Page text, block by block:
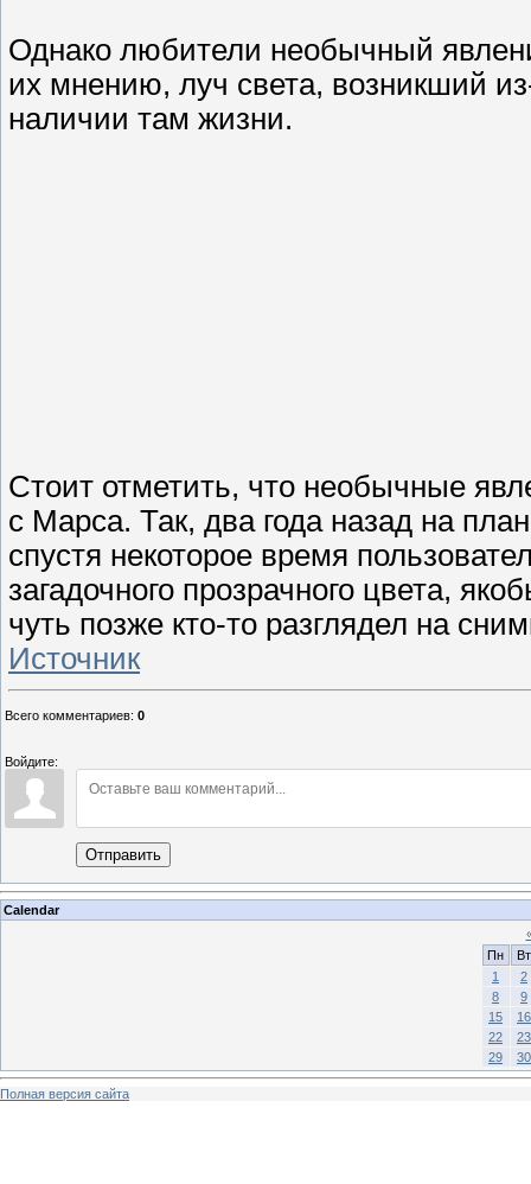
Однако любители необычный
их мнению, луч света, возникший
наличии там жизни.
Стоит отметить, что необычные
с Марса. Так, два года назад на
спустя некоторое время
загадочного прозрачного цвета,
чуть позже кто-то разглядел на
Источник
Всего комментариев: 0
Войдите:
Отправить
Calendar
Пн
Вт
1
2
8
9
15
16
22
23
29
30
Полная версия сайта